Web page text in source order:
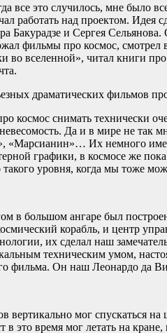
все это случилось, мне было
работать над проектом. Идея
Бакурадзе и Сергея
фильмы про космос, смотрел
во вселенной», читал книги
драматических фильмов
космос снимать технически
Да и в мире не так
«Марсианин»… Их немного
графики, в космосе же
уровня, когда мы тоже
в большом ангаре был
корабль, и центр
их сделал наш
техническим умом,
фильма. Он наш Леонардо да
вертикально мог спускаться
в это время мог летать на